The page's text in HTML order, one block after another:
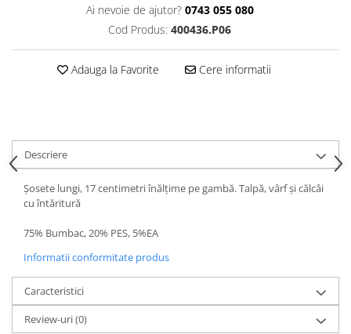
Ai nevoie de ajutor? 0743 055 080
Cod Produs: 400436.P06
Adauga la Favorite Cere informatii
Descriere
Șosete lungi, 17 centimetri înălțime pe gambă. Talpă, vârf și călcâi
cu întăritură
75% Bumbac, 20% PES, 5%EA
Informatii conformitate produs
Caracteristici
Review-uri(0)